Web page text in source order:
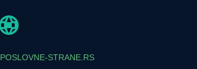
POSLOVNE-STRANE.RS